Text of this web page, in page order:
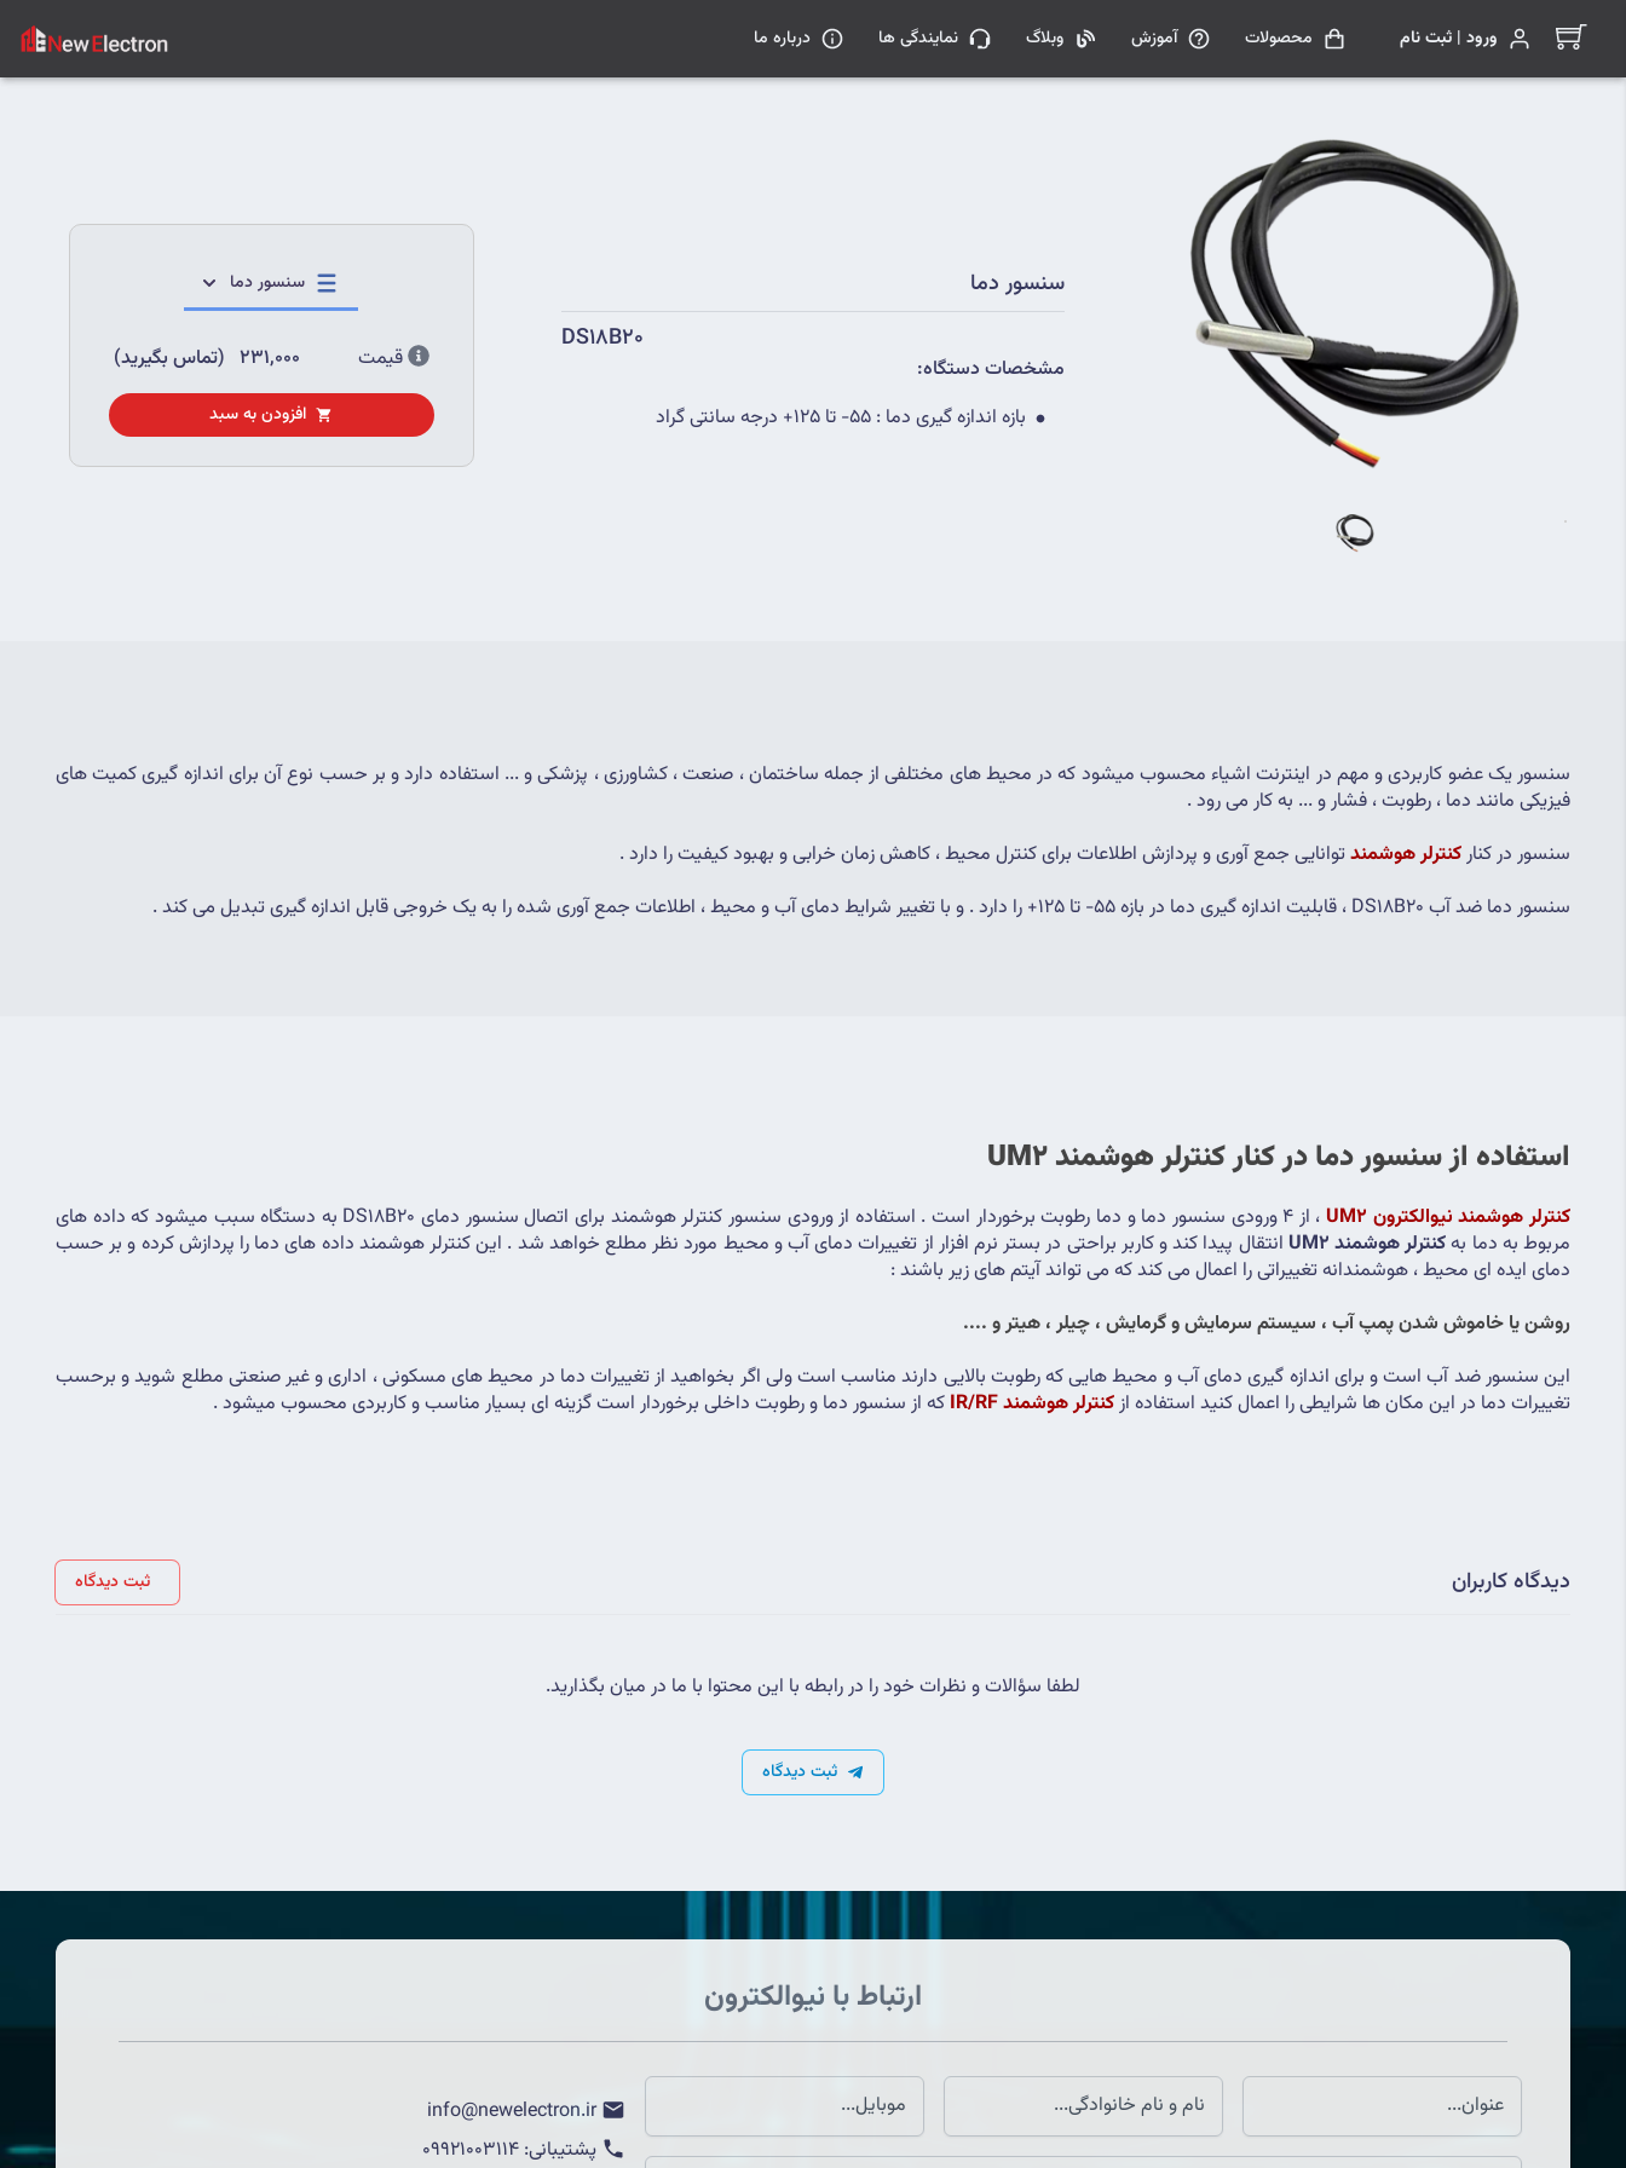
ورود | ثبت نام محصولات آموزش وبلاگ نمایندگی ها درباره ما
سنسور دما
DS18B20
مشخصات دستگاه:
بازه اندازه گیری دما : 55- تا 125+ درجه سانتی گراد
سنسور دما
قیمت 231,000 (تماس بگیرید)
افزودن به سبد
فیزیکی مانند دما ، رطوبت ، فشار و ... به کار می رود .
سنسور در کنار کنترلر هوشمند توانایی جمع آوری و پردازش اطلاعات برای کنترل محیط ، کاهش زمان خرابی و بهبود کیفیت را دارد .
سنسور دما ضد آب DS18B20 ، قابلیت اندازه گیری دما در بازه 55- تا 125+ را دارد . و با تغییر شرایط دمای آب و محیط ، اطلاعات جمع آوری شده را به یک خروجی قابل اندازه گیری تبدیل می کند .
استفاده از سنسور دما در کنار کنترلر هوشمند UM2
کنترلر هوشمند نیوالکترون UM2
مربوط به دما به کنترلر هوشمند UM2
دمای ایده ای محیط ، هوشمندانه تغییراتی را اعمال می کند که می تواند آیتم های زیر باشند :
روشن یا خاموش شدن پمپ آب ، سیستم سرمایش و گرمایش ، چیلر ، هیتر و ....
تغییرات دما در این مکان ها شرایطی را اعمال کنید استفاده از کنترلر هوشمند IR/RF که از سنسور دما و رطوبت داخلی برخوردار است گزینه ای بسیار مناسب و کاربردی محسوب میشود .
دیدگاه کاربران ثبت دیدگاه
لطفا سؤالات و نظرات خود را در رابطه با این محتوا با ما در میان بگذارید.
ثبت دیدگاه
ارتباط با نیوالکترون
info@newelectron.ir
پشتیبانی: 09921003114